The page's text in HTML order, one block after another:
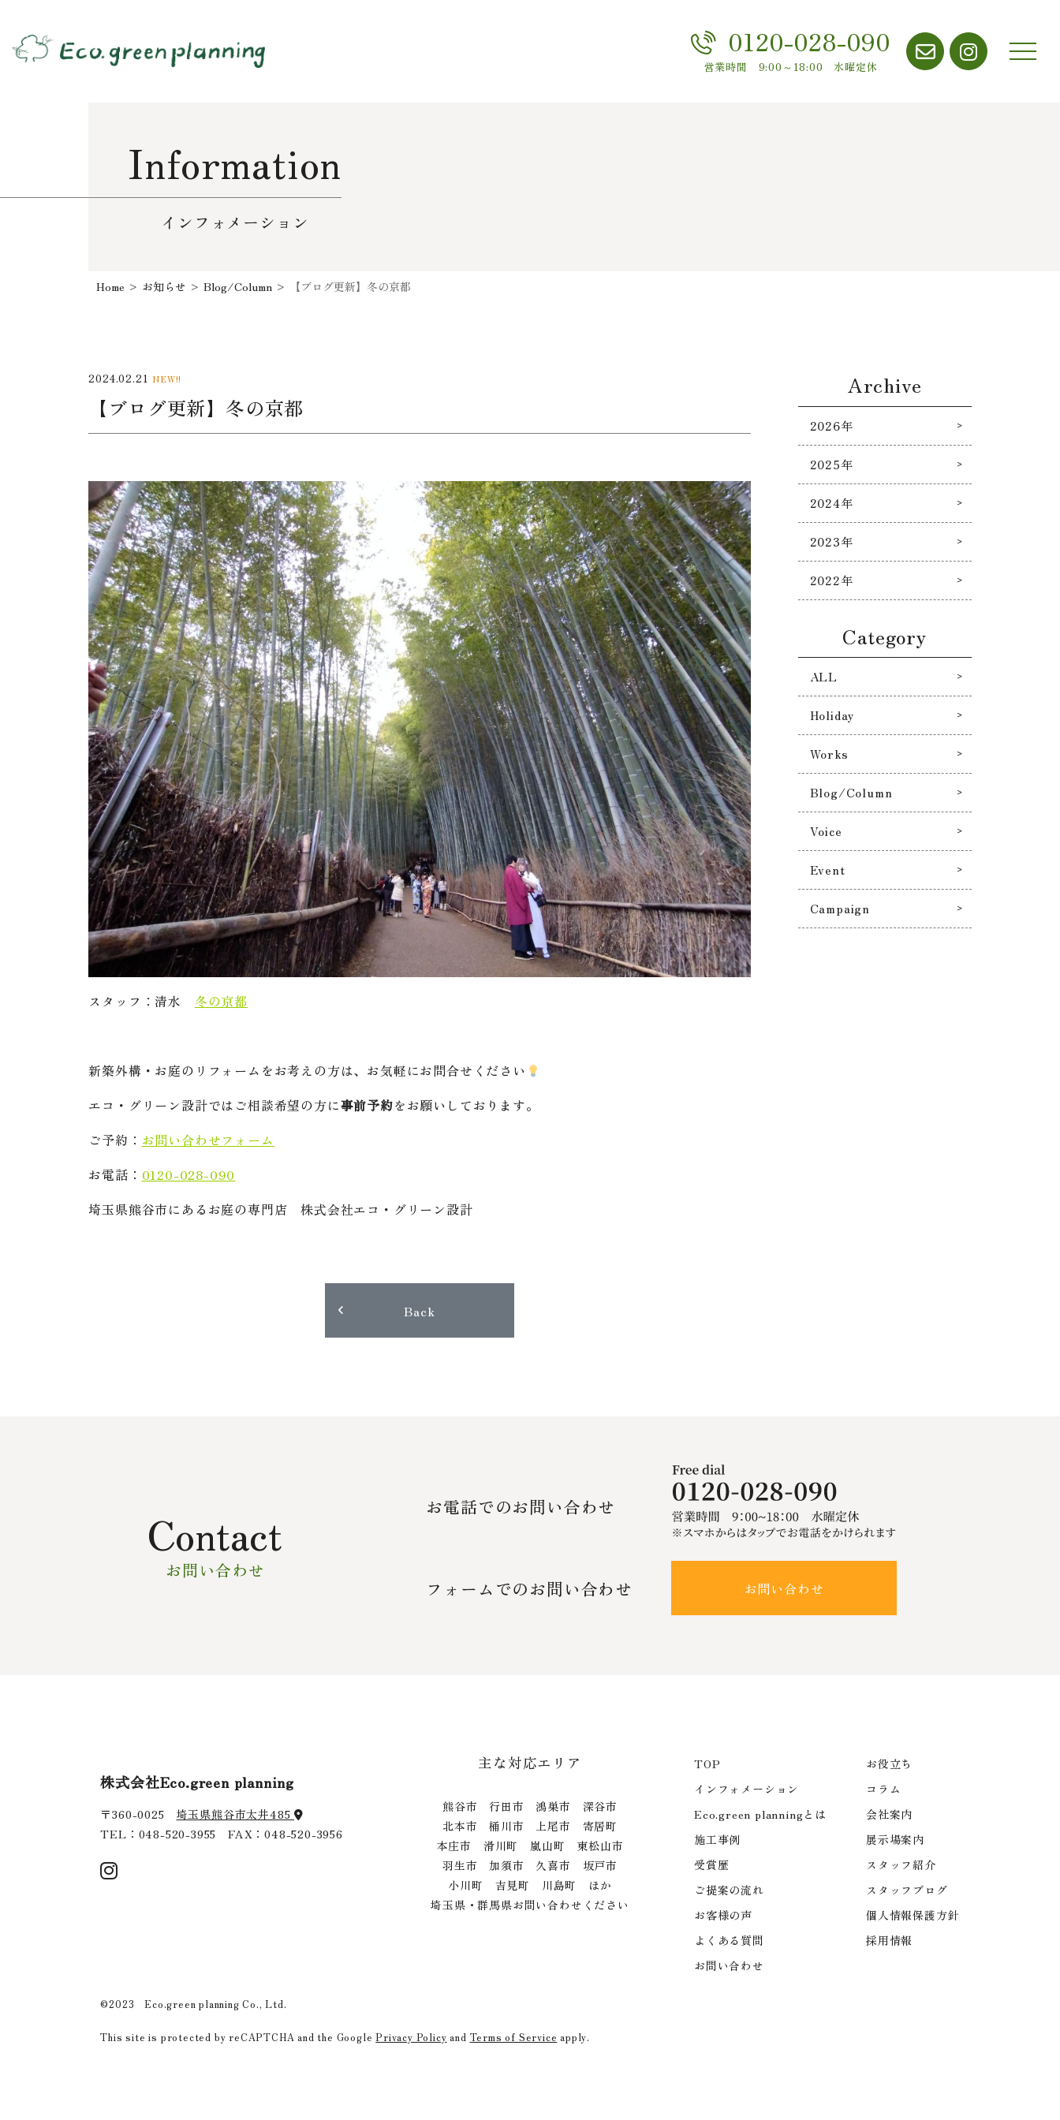
0120-028-090
営業時間 9:00～18:00 水曜定休
メニ
Information
インフォメーション
Home > お知らせ >Blog/Column > 【ブログ更新】冬の京都
2024.02.21 NEW!!
【ブログ更新】冬の京都
スタッフ：清水 冬の京都
新築外構・お庭のリフォームをお考えの方は、お気軽にお問合せください
エコ・グリーン設計ではご相談希望の方に事前予約をお願いしております。
ご予約： お問い合わせフォーム
お電話： 0120-028-090
埼玉県熊谷市にあるお庭の専門店 株式会社エコ・グリーン設計
Back
Archive
2026年
2025年
2024年
2023年
2022年
Category
ALL
Holiday
Works
Blog/Column
Voice
Event
Campaign
Contact
お問い合わせ
お電話でのお問い合わせ
フォームでのお問い合わせ お問い合わせ
株式会社Eco.green planning
〒360-0025 埼玉県熊谷市太井485
TEL： 048-520-3955 FAX：048-520-3956
主な対応エリア
熊谷市 行田市 鴻巣市 深谷市
北本市 桶川市 上尾市 寄居町
本庄市 滑川町 嵐山町 東松山市
羽生市 加須市 久喜市 坂戸市
小川町 吉見町 川島町 ほか
埼玉県・群馬県お問い合わせください
TOP
インフォメーション
Eco.green planningとは
施工事例
受賞歴
ご提案の流れ
お客様の声
よくある質問
お問い合わせ
お役立ち
コラム
会社案内
展示場案内
スタッフ紹介
スタッフブログ
個人情報保護方針
採用情報
©2023 Eco.green planning Co., Ltd.
This site is protected by reCAPTCHA and the GooglePrivacy Policy and Terms of Service apply.